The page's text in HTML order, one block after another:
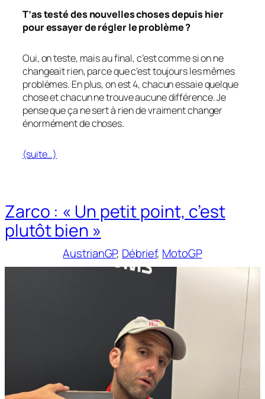
T’as testé des nouvelles choses depuis hier
pour essayer de régler le problème ?
Oui, on teste, mais au final, c’est comme si on ne
changeait rien, parce que c’est toujours les mêmes
problèmes. En plus, on est 4, chacun essaie quelque
chose et chacun ne trouve aucune différence. Je
pense que ça ne sert à rien de vraiment changer
énormément de choses.
(suite…)
Zarco : « Un petit point, c’est
plutôt bien »
AustrianGP, Débrief, MotoGP